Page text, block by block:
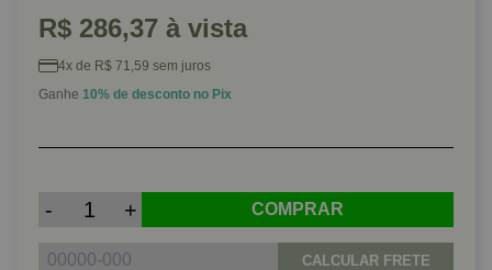
R$ 286,37 à vista
4x de R$ 71,59 sem juros
Ganhe 10% de desconto no Pix
- + COMPRAR
CALCULAR FRETE